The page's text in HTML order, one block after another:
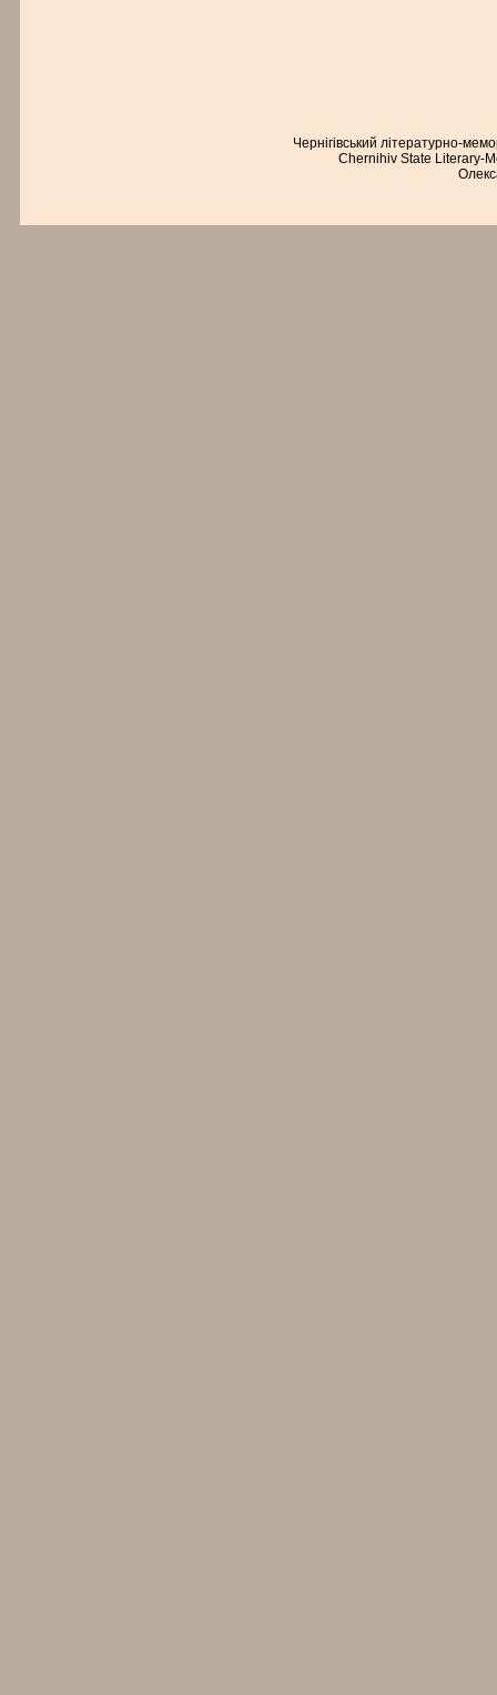
Чернігівський літературно-
Chernihiv State Literary-